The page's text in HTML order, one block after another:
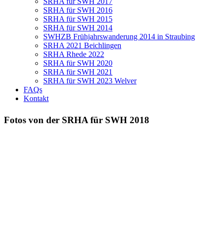
SRHA für SWH 2016
SRHA für SWH 2015
SRHA für SWH 2014
SWHZB Frühjahrswanderung 2014 in Straubing
SRHA 2021 Beichlingen
SRHA Rhede 2022
SRHA für SWH 2020
SRHA für SWH 2021
SRHA für SWH 2023 Welver
FAQs
Kontakt
Fotos von der SRHA für SWH 2018